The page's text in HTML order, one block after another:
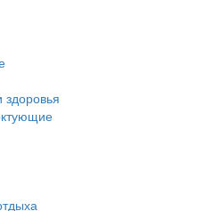
здоровья